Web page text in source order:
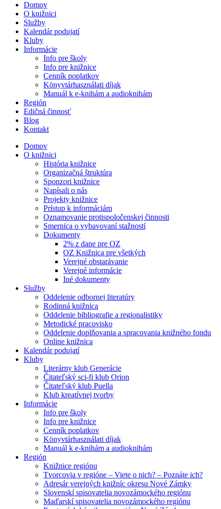
Domov
O knižnici
Služby
Kalendár podujatí
Kluby
Informácie
Info pre školy
Info pre knižnice
Cenník poplatkov
Könyvtárhasználati díjak
Manuál k e-knihám a audioknihám
Región
Edičná činnosť
Blog
Kontakt
Domov
O knižnici
História knižnice
Organizačná štruktúra
Sponzori knižnice
Napísali o nás
Projekty knižnice
Prístup k informáciám
Oznamovanie protispoločenskej činnosti
Smernica o vybavovaní stažností
Dokumenty
2% z dane pre OZ
OZ Knižnica pre všetkých
Verejné obstarávanie
Verejné informácie
Iné dokumenty
Služby
Oddelenie odbornej literatúry
Rodinná knižnica
Oddelenie bibliografie a regionalistiky
Metodické pracovisko
Oddelenie doplňovania a spracovania knižného fondu
Online knižnica
Kalendár podujatí
Kluby
Literárny klub Generácie
Čitateľský sci-fi klub Orion
Čitateľský klub Puella
Klub kreatívnej tvorby
Informácie
Info pre školy
Info pre knižnice
Cenník poplatkov
Könyvtárhasználati díjak
Manuál k e-knihám a audioknihám
Región
Knižnice regiónu
Tvorcovia v regióne – Viete o nich? – Poznáte ich?
Adresár verejných knižníc okresu Nové Zámky
Slovenskí spisovatelia novozámockého regiónu
Maďarskí spisovatelia novozámockého regiónu